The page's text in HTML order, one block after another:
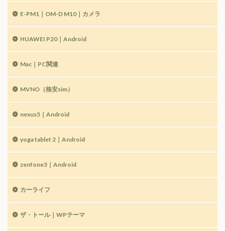
E-PM1｜OM-D M10｜カメラ
HUAWEI P20｜Android
Mac｜PC関連
MVNO（格安sim）
nexus5｜Android
yoga tablet 2｜Android
zenfone3｜Android
カーライフ
ザ・トール｜WPテーマ